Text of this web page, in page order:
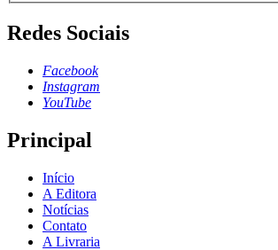
Redes Sociais
Facebook
Instagram
YouTube
Principal
Início
A Editora
Notícias
Contato
A Livraria